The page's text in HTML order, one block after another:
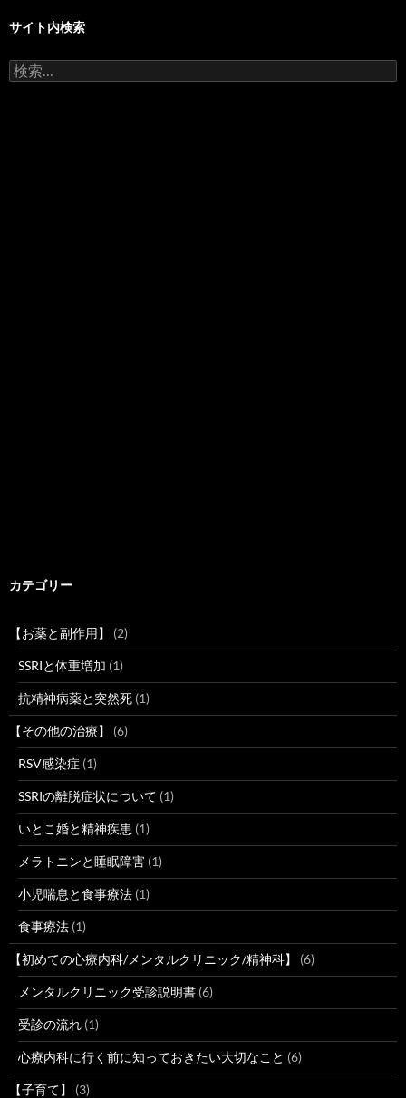
サイト内検索
検
索:
カテゴリー
【お薬と副作用】 (2)
SSRIと体重増加 (1)
抗精神病薬と突然死 (1)
【その他の治療】 (6)
RSV感染症 (1)
SSRIの離脱症状について (1)
いとこ婚と精神疾患 (1)
メラトニンと睡眠障害 (1)
小児喘息と食事療法 (1)
食事療法 (1)
【初めての心療内科/メンタルクリニック/精神科】 (6)
メンタルクリニック受診説明書 (6)
受診の流れ (1)
心療内科に行く前に知っておきたい大切なこと (6)
【子育て】 (3)